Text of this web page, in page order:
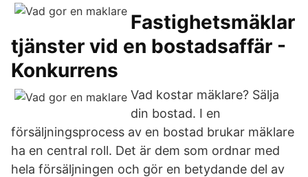
Fastighetsmäklar
tjänster vid en bostadsaffär -
Konkurrens
Vad kostar mäklare? Sälja
din bostad. I en
försäljningsprocess av en bostad brukar mäklare
ha en central roll. Det är dem som ordnar med
hela försäljningen och gör en betydande del av